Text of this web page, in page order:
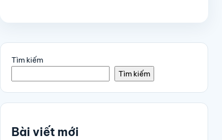
Tìm kiếm
Tìm kiếm
Bài viết mới